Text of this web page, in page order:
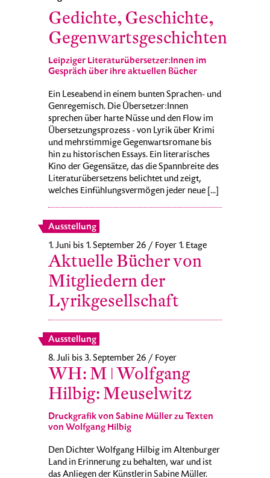
Gedichte, Geschichte,
Gegenwartsgeschichten
Leipziger Literaturübersetzer:Innen im
Gespräch über ihre aktuellen Bücher
Ein Leseabend in einem bunten Sprachen- und
Genregemisch. Die Übersetzer:Innen
sprechen über harte Nüsse und den Flow im
Übersetzungsprozess - von Lyrik über Krimi
und mehrstimmige Gegenwartsromane bis
hin zu historischen Essays. Ein literarisches
Kino der Gegensätze, das die Spannbreite des
Literaturübersetzens belichtet und zeigt,
welches Einfühlungsvermögen jeder neue [...]
Ausstellung
1. Juni bis 1. September 26 / Foyer 1. Etage
Aktuelle Bücher von
Mitgliedern der
Lyrikgesellschaft
Ausstellung
8. Juli bis 3. September 26 / Foyer
WH: M ǀ Wolfgang
Hilbig: Meuselwitz
Druckgrafik von Sabine Müller zu Texten
von Wolfgang Hilbig
Den Dichter Wolfgang Hilbig im Altenburger
Land in Erinnerung zu behalten, war und ist
das Anliegen der Künstlerin Sabine Müller.